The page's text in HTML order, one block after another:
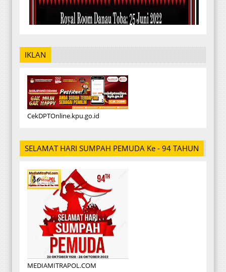
IKLAN
CekDPTOnline.kpu.go.id
SELAMAT HARI SUMPAH PEMUDA Ke - 94 TAHUN
MEDIAMITRAPOL.COM